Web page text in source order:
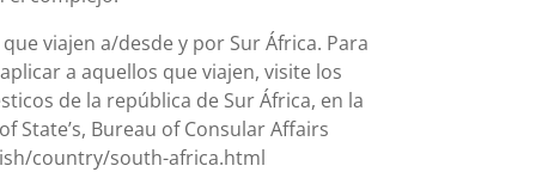
viajen a/desde y por Sur África. Para
a aquellos que viajen, visite los
de la república de Sur África, en la
State’s, Bureau of Consular Affairs
country/south-africa.html